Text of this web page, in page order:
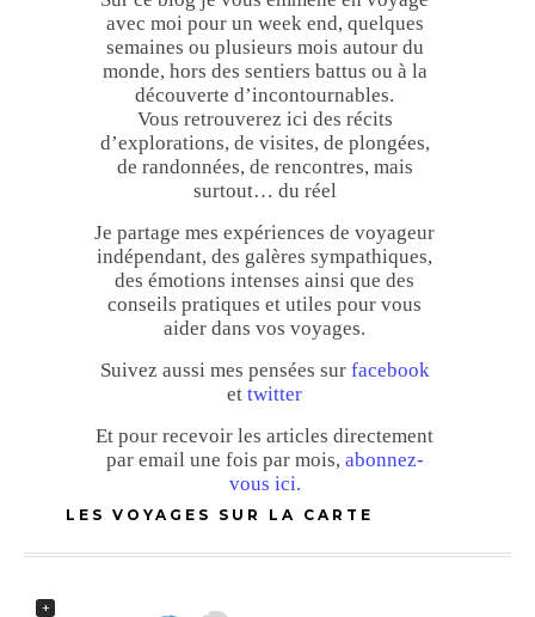
avec moi pour un week end, quelques
semaines ou plusieurs mois autour du
monde, hors des sentiers battus ou à la
découverte d’incontournables.
Vous retrouverez ici des récits
d’explorations, de visites, de plongées,
de randonnées, de rencontres, mais
surtout… du réel
Je partage mes expériences de voyageur
indépendant, des galères sympathiques,
des émotions intenses ainsi que des
conseils pratiques et utiles pour vous
aider dans vos voyages.
Suivez aussi mes pensées sur facebook
ettwitter
Et pour recevoir les articles directement
par email une fois par mois, abonnez-
vous ici.
LES VOYAGES SUR LA CARTE
+